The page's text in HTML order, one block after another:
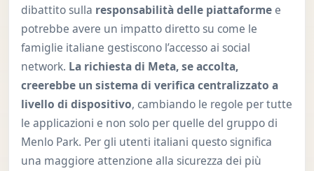
dibattito sulla responsabilità delle piattaformee
potrebbe avere un impatto diretto su come le
famiglie italiane gestiscono l’accesso ai social
network. La richiesta di Meta, se accolta,
creerebbe un sistema di verifica centralizzato a
livello di dispositivo, cambiando le regole per tutte
le applicazioni e non solo per quelle del gruppo di
Menlo Park. Per gli utenti italiani questo significa
una maggiore attenzione alla sicurezza dei più